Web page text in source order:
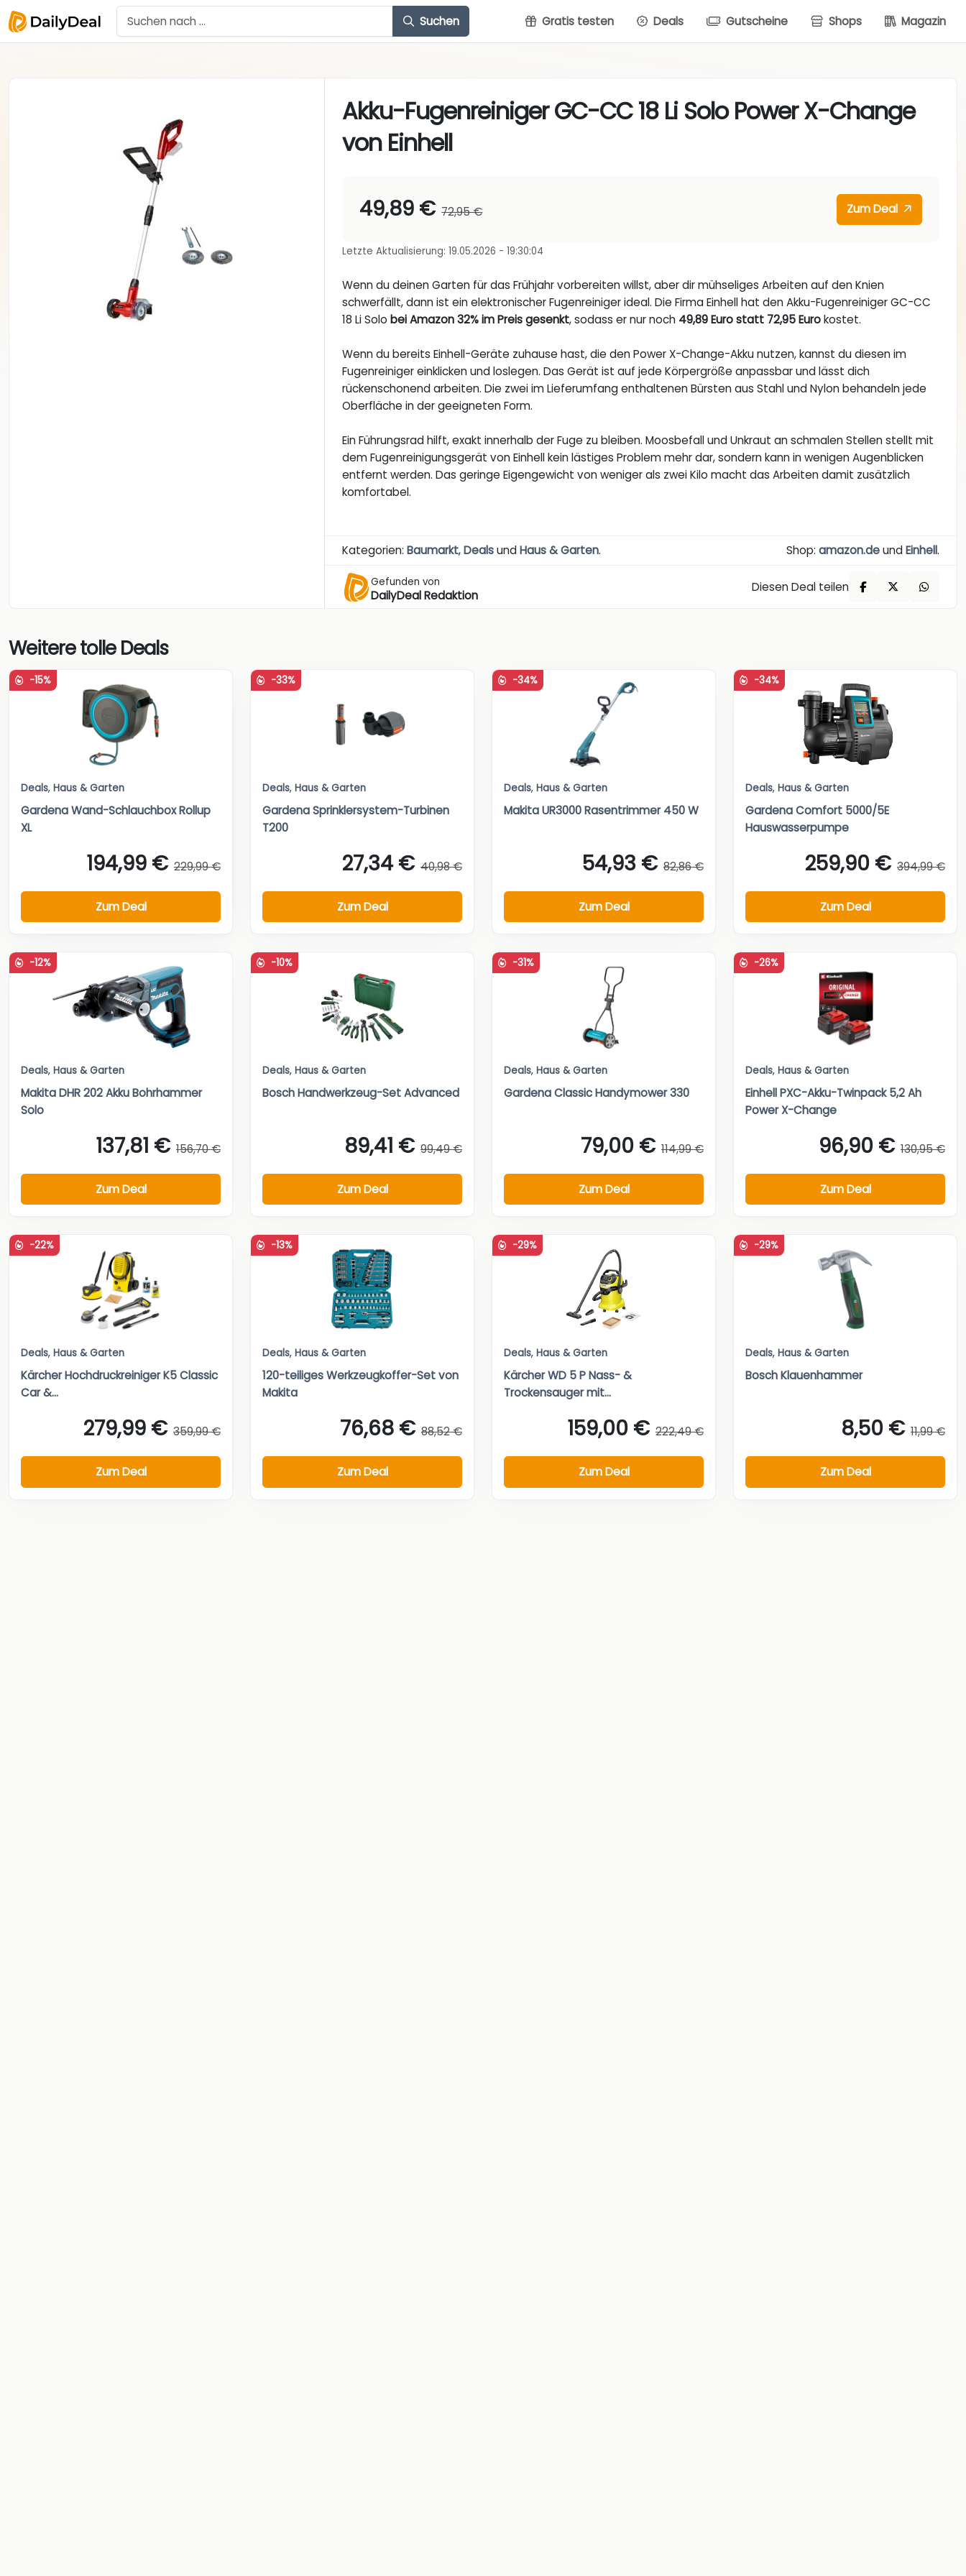
Suchen Gratis testen Deals Gutscheine Shops Magazin
Akku-Fugenreiniger GC-CC 18 Li Solo Power X-Change
von Einhell
49,89 € 72,95 € Zum Deal
Letzte Aktualisierung: 19.05.2026 - 19:30:04
Wenn du deinen Garten für das Frühjahr vorbereiten willst, aber dir mühseliges Arbeiten auf den Knien
schwerfällt, dann ist ein elektronischer Fugenreiniger ideal. Die Firma Einhell hat den Akku-Fugenreiniger GC-CC
18 Li Solobei Amazon 32% im Preis gesenkt, sodass er nur noch 49,89 Euro statt 72,95 Eurokostet.
Wenn du bereits Einhell-Geräte zuhause hast, die den Power X-Change-Akku nutzen, kannst du diesen im
Fugenreiniger einklicken und loslegen. Das Gerät ist auf jede Körpergröße anpassbar und lässt dich
rückenschonend arbeiten. Die zwei im Lieferumfang enthaltenen Bürsten aus Stahl und Nylon behandeln jede
Oberfläche in der geeigneten Form.
Ein Führungsrad hilft, exakt innerhalb der Fuge zu bleiben. Moosbefall und Unkraut an schmalen Stellen stellt mit
dem Fugenreinigungsgerät von Einhell kein lästiges Problem mehr dar, sondern kann in wenigen Augenblicken
entfernt werden. Das geringe Eigengewicht von weniger als zwei Kilo macht das Arbeiten damit zusätzlich
komfortabel.
Kategorien:Baumarkt,DealsundHaus & Garten. Shop: amazon.deundEinhell.
Gefunden von
DailyDeal Redaktion
Diesen Deal teilen
Weitere tolle Deals
-15%
Deals, Haus & Garten
Gardena Wand-Schlauchbox Rollup
XL
194,99 € 229,99 €
Zum Deal
-33%
Deals, Haus & Garten
Gardena Sprinklersystem-Turbinen
T200
27,34 € 40,98 €
Zum Deal
-34%
Deals, Haus & Garten
Makita UR3000 Rasentrimmer 450 W
54,93 € 82,86 €
Zum Deal
-34%
Deals, Haus & Garten
Gardena Comfort 5000/5E
Hauswasserpumpe
259,90 € 394,99 €
Zum Deal
-12%
Deals, Haus & Garten
Makita DHR 202 Akku Bohrhammer
Solo
137,81 € 156,70 €
Zum Deal
-10%
Deals, Haus & Garten
Bosch Handwerkzeug-Set Advanced
89,41 € 99,49 €
Zum Deal
-31%
Deals, Haus & Garten
Gardena Classic Handymower 330
79,00 € 114,99 €
Zum Deal
-26%
Deals, Haus & Garten
Einhell PXC-Akku-Twinpack 5,2 Ah
Power X-Change
96,90 € 130,95 €
Zum Deal
-22%
Deals, Haus & Garten
Kärcher Hochdruckreiniger K5 Classic
Car &...
279,99 € 359,99 €
Zum Deal
-13%
Deals, Haus & Garten
120-teiliges Werkzeugkoffer-Set von
Makita
76,68 € 88,52 €
Zum Deal
-29%
Deals, Haus & Garten
Kärcher WD 5 P Nass- &
Trockensauger mit...
159,00 € 222,49 €
Zum Deal
-29%
Deals, Haus & Garten
Bosch Klauenhammer
8,50 € 11,99 €
Zum Deal